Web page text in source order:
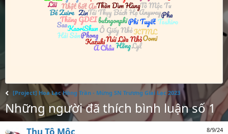
[Project] Hoa Lạc Hồng Trần - Mừng SN Trương Giai Lạc 2023
Những người đã thích bình luận số 1
8/9/24